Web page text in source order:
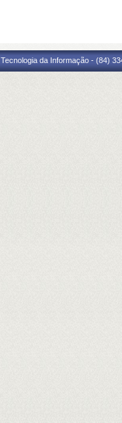
da Informação - (84)